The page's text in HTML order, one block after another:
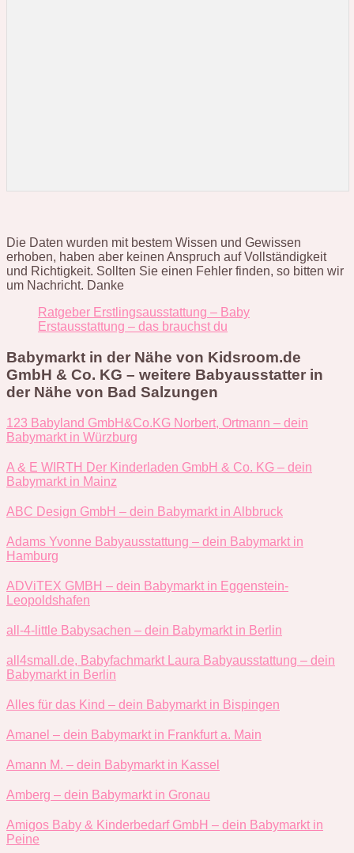
Die Daten wurden mit bestem Wissen und Gewissen
erhoben, haben aber keinen Anspruch auf Vollständigkeit
und Richtigkeit. Sollten Sie einen Fehler finden, so bitten wir
um Nachricht. Danke
Ratgeber Erstlingsausstattung – Baby
Erstausstattung – das brauchst du
Babymarkt in der Nähe von Kidsroom.de
GmbH & Co. KG – weitere Babyausstatter in
der Nähe von Bad Salzungen
123 Babyland GmbH&Co.KG Norbert, Ortmann – dein
Babymarkt in Würzburg
A & E WIRTH Der Kinderladen GmbH & Co. KG – dein
Babymarkt in Mainz
ABC Design GmbH – dein Babymarkt in Albbruck
Adams Yvonne Babyausstattung – dein Babymarkt in
Hamburg
ADViTEX GMBH – dein Babymarkt in Eggenstein-
Leopoldshafen
all-4-little Babysachen – dein Babymarkt in Berlin
all4small.de, Babyfachmarkt Laura Babyausstattung – dein
Babymarkt in Berlin
Alles für das Kind – dein Babymarkt in Bispingen
Amanel – dein Babymarkt in Frankfurt a. Main
Amann M. – dein Babymarkt in Kassel
Amberg – dein Babymarkt in Gronau
Amigos Baby & Kinderbedarf GmbH – dein Babymarkt in
Peine